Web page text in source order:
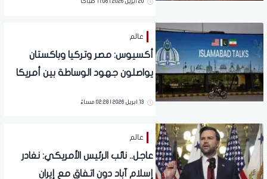
20 ابريل 2026 | 11:06 صباحاً
عالم
أكسيوس: مصر وتركيا وباكستان
يواصلون جهود الوساطة بين أمريكا
13 ابريل 2026 | 02:28 مساءً
عالم
عاجل.. نائب الرئيس الأمريكي: نغادر
إسلام آباد دون اتفاق مع إيران